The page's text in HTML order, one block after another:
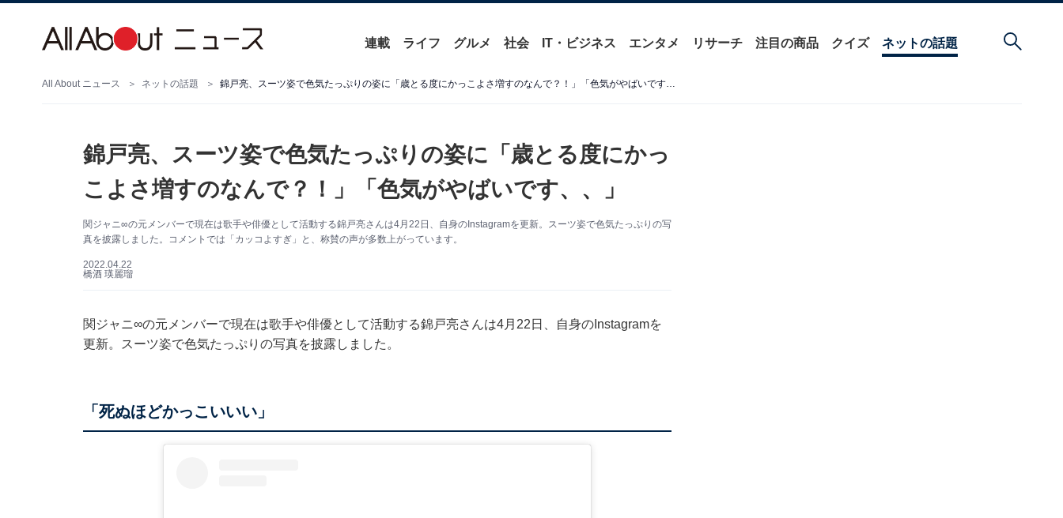
連載 ライフ グルメ 社会 IT・ビジネス エンタメ リサーチ 注目の商品 クイズ ネットの話題
All About ニュース ネットの話題 錦戸亮、スーツ姿で色気たっぷりの姿に「歳とる度にかっこよさ増すのなんで？！」「色気がやばいです、、」
錦戸亮、スーツ姿で色気たっぷりの姿に「歳とる度にかっ
こよさ増すのなんで？！」「色気がやばいです、、」
関ジャニ∞の元メンバーで現在は歌手や俳優として活動する錦戸亮さんは4月22日、自身のInstagramを更新。スーツ姿で色気たっぷりの写
真を披露しました。コメントでは「カッコよすぎ」と、称賛の声が多数上がっています。
2022.04.22
橋酒 瑛麗瑠
関ジャニ∞の元メンバーで現在は歌手や俳優として活動する錦戸亮さんは4月22日、自身のInstagramを
更新。スーツ姿で色気たっぷりの写真を披露しました。
「死ぬほどかっこいいい」